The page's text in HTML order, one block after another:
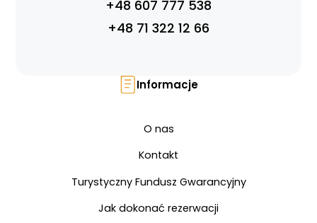
+48 607 777 538
+48 71 322 12 66
Informacje
O nas
Kontakt
Turystyczny Fundusz Gwarancyjny
Jak dokonać rezerwacji